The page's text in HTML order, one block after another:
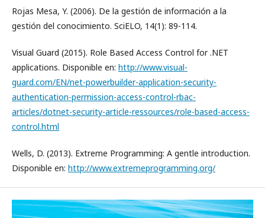
Rojas Mesa, Y. (2006). De la gestión de información a la
gestión del conocimiento. SciELO, 14(1): 89-114.
Visual Guard (2015). Role Based Access Control for .NET
applications. Disponible en: http://www.visual-
guard.com/EN/net-powerbuilder-application-security-
authentication-permission-access-control-rbac-
articles/dotnet-security-article-ressources/role-based-access-
control.html
Wells, D. (2013). Extreme Programming: A gentle introduction.
Disponible en: http://www.extremeprogramming.org/